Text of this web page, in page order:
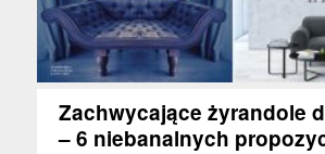
Zachwycające żyrandole
– 6 niebanalnych